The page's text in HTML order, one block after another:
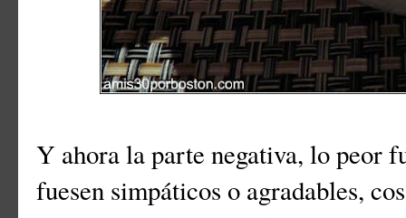
Y ahora la parte negativa, lo peor
fuesen simpáticos o agradables,